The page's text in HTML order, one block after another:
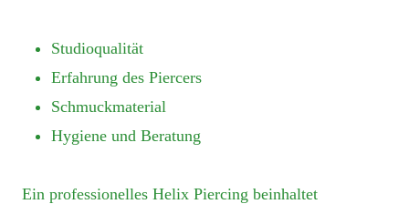
Studioqualität
Erfahrung des Piercers
Schmuckmaterial
Hygiene und Beratung
Ein professionelles Helix Piercing beinhaltet